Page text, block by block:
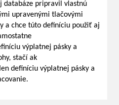
databáze pripravil vlastnú
upravenými tlačovými
a chce túto definíciu použiť aj
výplatnej pásky a
stačí ak
definíciu výplatnej pásky a